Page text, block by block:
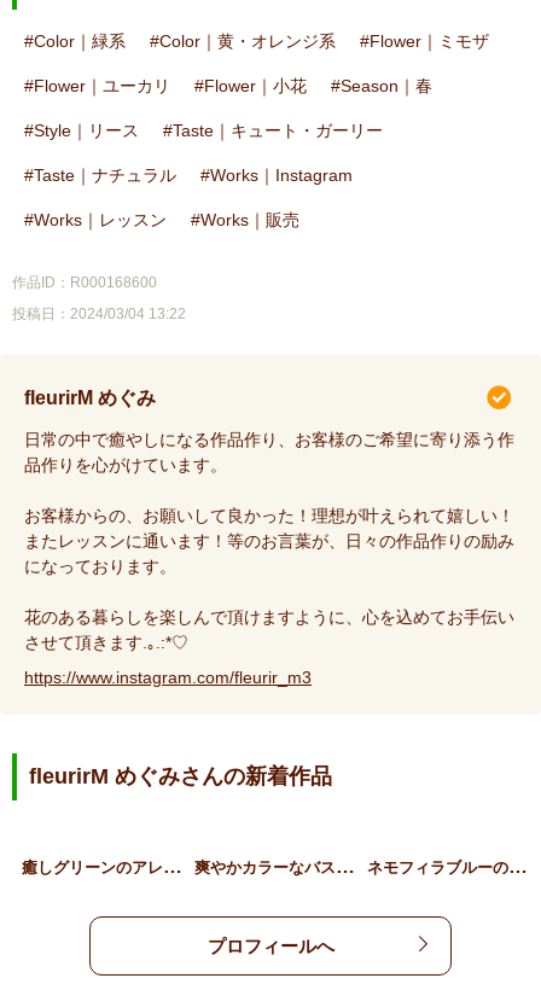
Color｜緑系 Color｜黄・オレンジ系 Flower｜ミモザ
Flower｜ユーカリ Flower｜小花 Season｜春
Style｜リース Taste｜キュート・ガーリー
Taste｜ナチュラル Works｜Instagram
Works｜レッスン Works｜販売
作品ID：R000168600
投稿日：2024/03/04 13:22
fleurirM めぐみ
日常の中で癒やしになる作品作り、お客様のご希望に寄り添う作
品作りを心がけています。
お客様からの、お願いして良かった！理想が叶えられて嬉しい！
またレッスンに通います！等のお言葉が、日々の作品作りの励み
になっております。
花のある暮らしを楽しんで頂けますように、心を込めてお手伝い
させて頂きます.｡.:*♡
https://www.instagram.com/fleurir_m3
fleurirM めぐみさんの新着作品
癒
しグリーンのアレンジメン… 爽
やかカラーなバスケットア… ネ
モフィラブルーのショッパ…
プロフィールへ